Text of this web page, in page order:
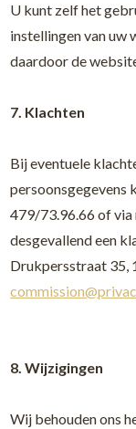
U kunt zelf het
instellingen van uw
daardoor de
7. Klachten
Bij eventuele
persoonsgegevens
479/73.96.66 of via
desgevallend een
Drukpersstraat 35,
8. Wijzigingen
Wij behouden ons